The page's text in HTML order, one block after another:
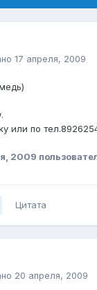
17 апреля, 2009
или по
2009
Цитата
20 апреля, 2009